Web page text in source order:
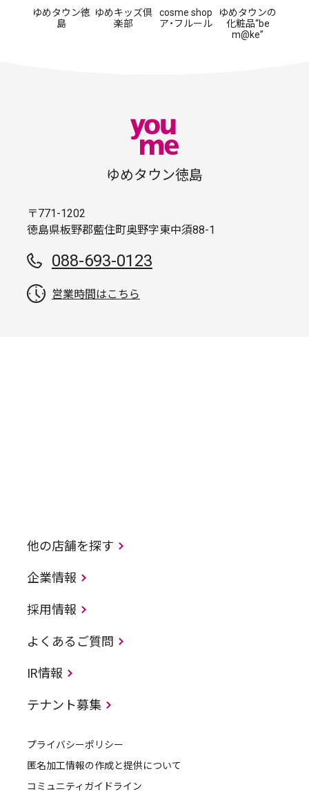
ゆめタウン徳
島
ゆめキッズ倶
楽部
cosme shop
ア・フルール
ゆめタウンの
化粧品“be
m@ke”
ゆめタウン徳島
〒771-1202
徳島県板野郡藍住町奥野字東中須88-1
088-693-0123
営業時間はこちら
他の店舗を探す
企業情報
採用情報
よくあるご質問
IR情報
テナント募集
プライバシーポリシー
匿名加工情報の作成と提供について
コミュニティガイドライン